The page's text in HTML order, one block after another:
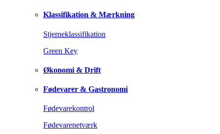
Klassifikation & Mærkning
Stjerneklassifikation
Green Key
Økonomi & Drift
Fødevarer & Gastronomi
Fødevarekontrol
Fødevarenetværk